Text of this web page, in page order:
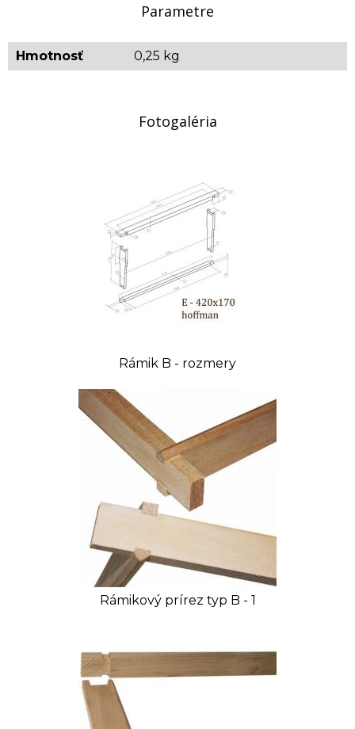
rámiky v celých baleniach po 50 ks. Zaokrúhlenie
spracovanie objednávky. Ďakujeme za
pochopenie.
Parametre
Hmotnosť 0,25 kg
Fotogaléria
Rámik B - rozmery
Rámikový prírez typ B - 1